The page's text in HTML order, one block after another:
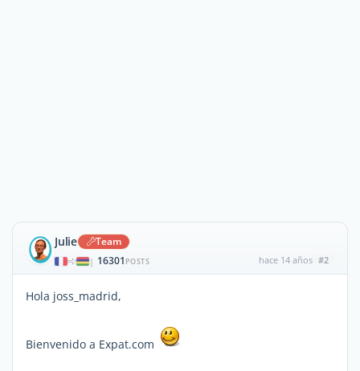
Julie Team
| 16301 POSTS hace 14 años #2
Hola joss_madrid,
Bienvenido a Expat.com